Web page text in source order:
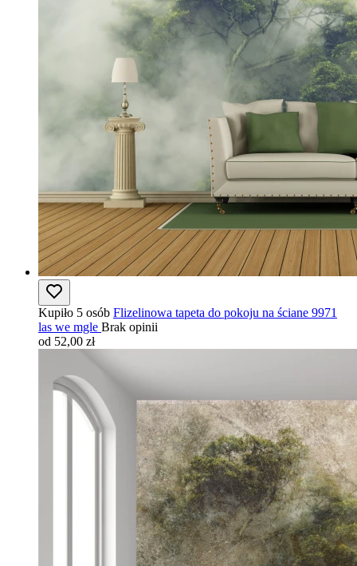
Kupiło 5 osób Flizelinowa tapeta do pokoju na ściane 9971
las we mgle Brak opinii
od 52,00 zł